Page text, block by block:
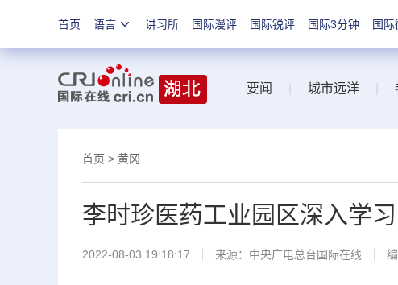
首页 语言 讲习所 国际漫评 国际锐评 国际3分钟 国际
要闻 城市远洋
首页 > 黄冈
李时珍医药工业园区深入学
2022-08-03 19:18:17 来源： 中央广电总台国际在线